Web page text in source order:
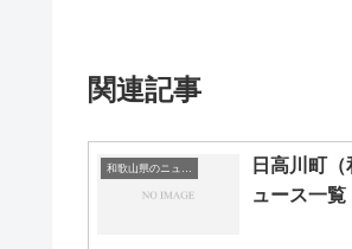
関連記事
和歌山県のニュース一覧
日高川町
ュース一覧